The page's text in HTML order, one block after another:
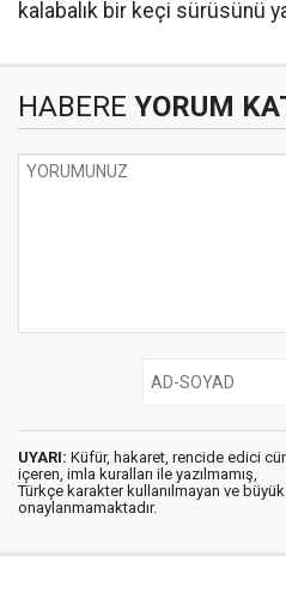
kalabalık bir keçi sürüsünü
HABERE YORUM
UYARI: Küfür, hakaret, rencide edici
içeren, imla kuralları ile yazılmamış,
Türkçe karakter kullanılmayan ve
onaylanmamaktadır.